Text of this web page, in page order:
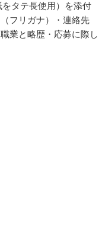
タテ長使用）を添付
フリガナ）・連絡先
業と略歴・応募に際し